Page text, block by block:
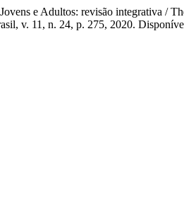
e Adultos: revisão integrativa /
v. 11, n. 24, p. 275, 2020.